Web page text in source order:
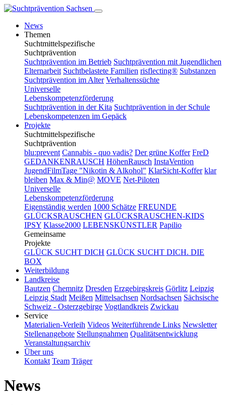
News
Themen
Suchtmittelspezifische
Suchtprävention
Suchtprävention im Betrieb Suchtprävention mit Jugendlichen
Elternarbeit Suchtbelastete Familien risflecting® Substanzen
Suchtprävention im Alter Verhaltenssüchte
Universelle
Lebenskompetenzförderung
Suchtprävention in der Kita Suchtprävention in der Schule
Lebenskompetenzen im Gepäck
Projekte
Suchtmittelspezifische
Suchtprävention
blu:prevent Cannabis - quo vadis? Der grüne Koffer FreD
GEDANKENRAUSCH HöhenRausch InstaVention
JugendFilmTage "Nikotin & Alkohol" KlarSicht-Koffer klar
bleiben Max & Min@ MOVE Net-Piloten
Universelle
Lebenskompetenzförderung
Eigenständig werden 1000 Schätze FREUNDE
GLÜCKSRAUSCHEN GLÜCKSRAUSCHEN-KIDS
IPSY Klasse2000 LEBENSKÜNSTLER Papilio
Gemeinsame
Projekte
GLÜCK SUCHT DICH GLÜCK SUCHT DICH. DIE
BOX
Weiterbildung
Landkreise
Bautzen Chemnitz Dresden Erzgebirgskreis Görlitz Leipzig
Leipzig Stadt Meißen Mittelsachsen Nordsachsen Sächsische
Schweiz - Osterzgebirge Vogtlandkreis Zwickau
Service
Materialien-Verleih Videos Weiterführende Links Newsletter
Stellenangebote Stellungnahmen Qualitätsentwicklung
Veranstaltungsarchiv
Über uns
Kontakt Team Träger
News